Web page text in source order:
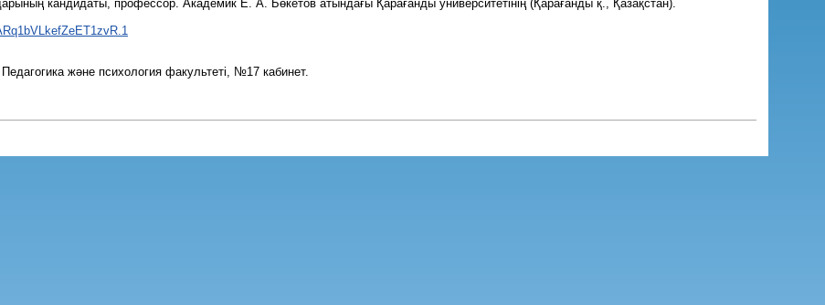
кандидаты, профессор. Академик Е. А. Бөкетов атындағы Қарағанды университетінің (Қарағанды қ., Қазақстан).
және психология факультеті, №17 кабинет.